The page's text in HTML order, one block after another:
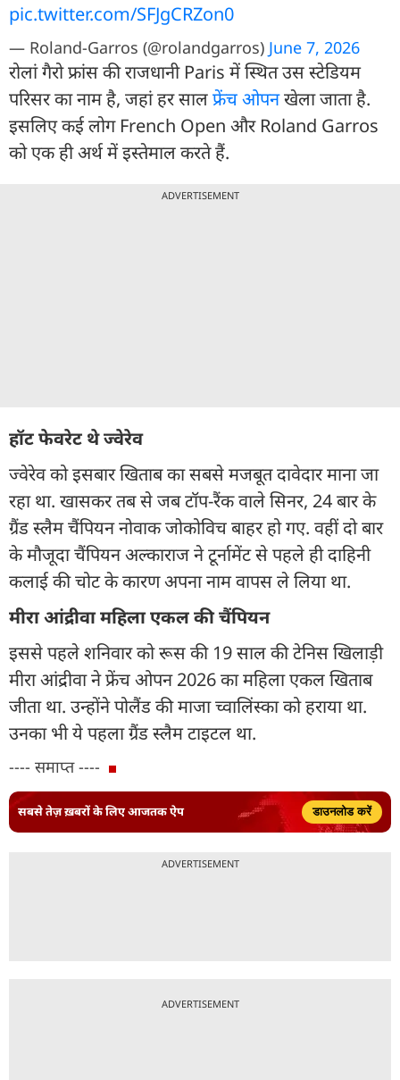
pic.twitter.com/SFJgCRZon0
— Roland-Garros (@rolandgarros) June 7, 2026
रोलां गैरो फ्रांस की राजधानी Paris में स्थित उस स्टेडियम
परिसर का नाम है, जहां हर सालफ्रेंच ओपनखेला जाता है.
इसलिए कई लोग French Open और Roland Garros
को एक ही अर्थ में इस्तेमाल करते हैं.
ADVERTISEMENT
हॉट फेवरेट थे ज्वेरेव
ज्वेरेव को इसबार खिताब का सबसे मजबूत दावेदार माना जा
रहा था. खासकर तब से जब टॉप-रैंक वाले सिनर, 24 बार के
ग्रैंड स्लैम चैंपियन नोवाक जोकोविच बाहर हो गए. वहीं दो बार
के मौजूदा चैंपियन अल्काराज ने टूर्नामेंट से पहले ही दाहिनी
कलाई की चोट के कारण अपना नाम वापस ले लिया था.
मीरा आंद्रीवा महिला एकल की चैंपियन
इससे पहले शनिवार को रूस की 19 साल की टेनिस खिलाड़ी
मीरा आंद्रीवा ने फ्रेंच ओपन 2026 का महिला एकल खिताब
जीता था. उन्होंने पोलैंड की माजा च्वालिंस्का को हराया था.
उनका भी ये पहला ग्रैंड स्लैम टाइटल था.
---- समाप्त ----
सबसे तेज़ ख़बरों के लिए आजतक ऐप डाउनलोड करें
ADVERTISEMENT
ADVERTISEMENT